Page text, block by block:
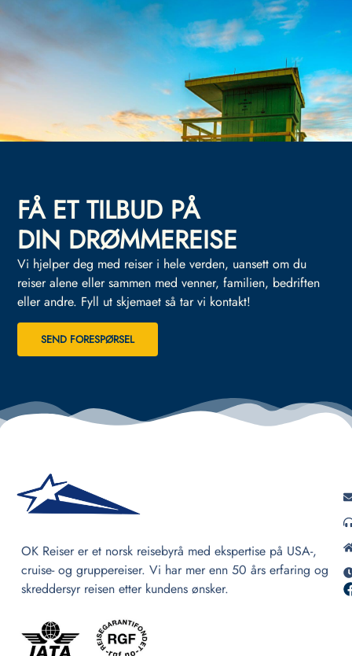
FÅ ET TILBUD PÅ
DIN DRØMMEREISE
Vi hjelper deg med reiser i hele verden, uansett om du
reiser alene eller sammen med venner, familien, bedriften
eller andre. Fyll ut skjemaet så tar vi kontakt!
SEND FORESPØRSEL
OK Reiser er et norsk reisebyrå med ekspertise på USA-,
cruise- og gruppereiser. Vi har mer enn 50 års erfaring og
skreddersyr reisen etter kundens ønsker.